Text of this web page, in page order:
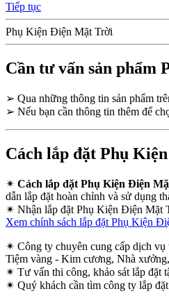
Tiếp tục
Phụ Kiện Điện Mặt Trời
Cần tư vấn sản
➢ Qua những thông tin sản phẩm
➢ Nếu bạn cần thông tin thêm để
Cách lắp đặt Phụ
✴ Cách lắp đặt Phụ Kiện Điện
dẫn lắp đặt hoàn chỉnh và sử dụng
✴ Nhận lắp đặt Phụ Kiện Điện Mặt
Xem chính sách lắp đặt Phụ Kiện
✴ Công ty chuyên cung cấp dịch
Tiệm vàng - Kim cương, Nhà
✴ Tư vấn thi công, khảo sát lắp đặt
✴ Quý khách cần tìm công ty lắp